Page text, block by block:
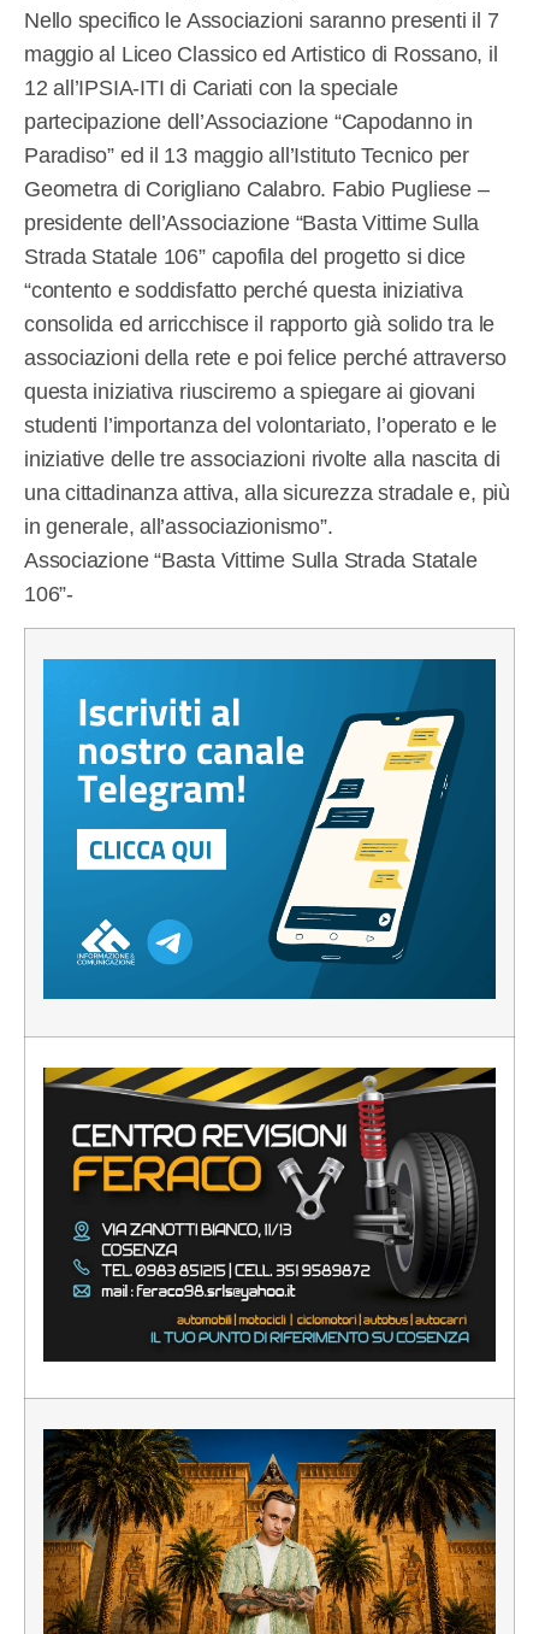
Nello specifico le Associazioni saranno presenti il 7
maggio al Liceo Classico ed Artistico di Rossano, il
12 all’IPSIA-ITI di Cariati con la speciale
partecipazione dell’Associazione “Capodanno in
Paradiso” ed il 13 maggio all’Istituto Tecnico per
Geometra di Corigliano Calabro. Fabio Pugliese –
presidente dell’Associazione “Basta Vittime Sulla
Strada Statale 106” capofila del progetto si dice
“contento e soddisfatto perché questa iniziativa
consolida ed arricchisce il rapporto già solido tra le
associazioni della rete e poi felice perché attraverso
questa iniziativa riusciremo a spiegare ai giovani
studenti l’importanza del volontariato, l’operato e le
iniziative delle tre associazioni rivolte alla nascita di
una cittadinanza attiva, alla sicurezza stradale e, più
in generale, all’associazionismo”.
Associazione “Basta Vittime Sulla Strada Statale
106”-